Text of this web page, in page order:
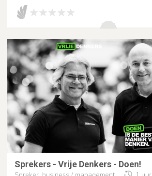
Sprekers - Vrije Denkers - Doen!